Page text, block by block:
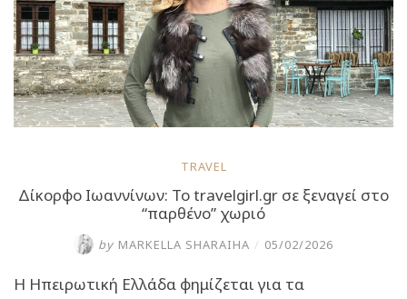
TRAVEL
Δίκορφο Ιωαννίνων: Το travelgirl.gr σε ξεναγεί στο
“παρθένο” χωριό
by MARKELLA SHARAIHA / 05/02/2026
Η Ηπειρωτική Ελλάδα φημίζεται για τα